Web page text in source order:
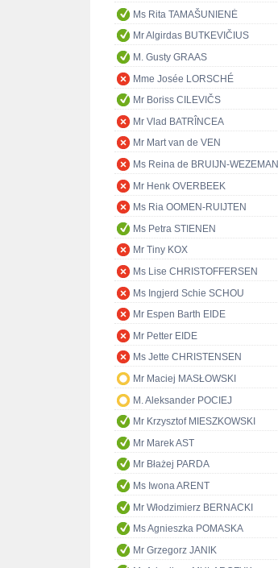
Ms Rita TAMAŠUNIENĖ
Mr Algirdas BUTKEVIČIUS
M. Gusty GRAAS
Mme Josée LORSCHÉ
Mr Boriss CILEVIČS
Mr Vlad BATRÎNCEA
Mr Mart van de VEN
Ms Reina de BRUIJN-WEZEMAN
Mr Henk OVERBEEK
Ms Ria OOMEN-RUIJTEN
Ms Petra STIENEN
Mr Tiny KOX
Ms Lise CHRISTOFFERSEN
Ms Ingjerd Schie SCHOU
Mr Espen Barth EIDE
Mr Petter EIDE
Ms Jette CHRISTENSEN
Mr Maciej MASŁOWSKI
M. Aleksander POCIEJ
Mr Krzysztof MIESZKOWSKI
Mr Marek AST
Mr Błażej PARDA
Ms Iwona ARENT
Mr Włodzimierz BERNACKI
Ms Agnieszka POMASKA
Mr Grzegorz JANIK